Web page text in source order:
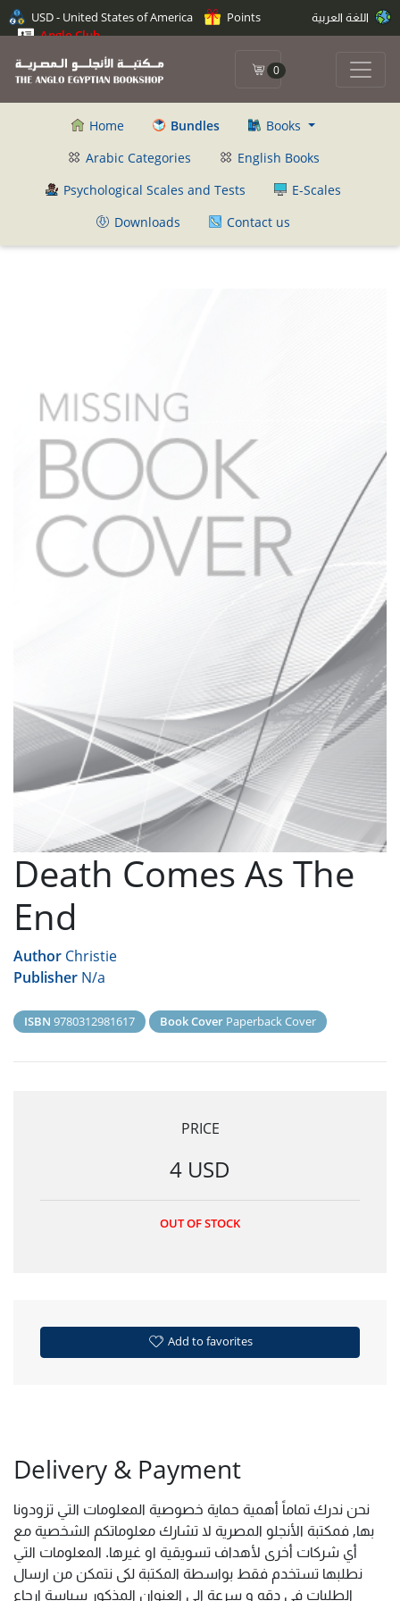
USD - United States of America
Points
Anglo Club
0
Home Bundles
Books
Arabic Categories
English Books
Psychological Scales and Tests
E-Scales
Downloads
Contact us
Death Comes As The
End
Author Christie
Publisher N/a
ISBN 9780312981617 Book Cover Paperback Cover
PRICE
4 USD
OUT OF STOCK
Add to favorites
Delivery & Payment
نحن ندرك تماماً أهمية حماية خصوصية المعلومات التي تزودونا
بها, فمكتبة الأنجلو المصرية لا تشارك معلوماتكم الشخصية مع
أي شركات أخرى لأهداف تسويقية او غيرها. المعلومات التي
نطلبها تستخدم فقط بواسطة المكتبة لكى نتمكن من ارسال
الطلبات فى دقه و سرعة الى العنوان المذكور سياسة ارجاع